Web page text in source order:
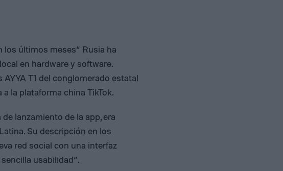
los últimos meses” Rusia ha
en hardware y software.
T1 del conglomerado estatal
la plataforma china TikTok.
lanzamiento de la app, era
Su descripción en los
red social con una interfaz
usabilidad”.